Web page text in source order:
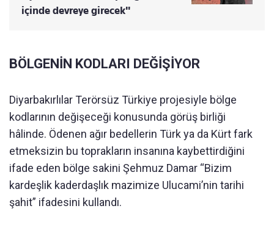
içinde devreye girecek"
BÖLGENİN KODLARI DEĞİŞİYOR
Diyarbakırlılar Terörsüz Türkiye projesiyle bölge
kodlarının değişeceği konusunda görüş birliği
hâlinde. Ödenen ağır bedellerin Türk ya da Kürt fark
etmeksizin bu toprakların insanına kaybettirdiğini
ifade eden bölge sakini Şehmuz Damar “Bizim
kardeşlik kaderdaşlık mazimize Ulucami’nin tarihi
şahit” ifadesini kullandı.